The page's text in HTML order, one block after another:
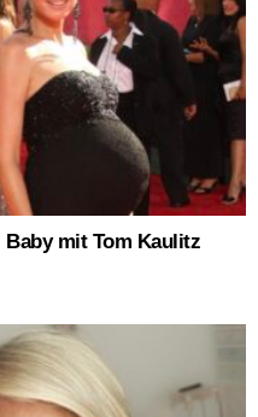
mit Tom Kaulitz